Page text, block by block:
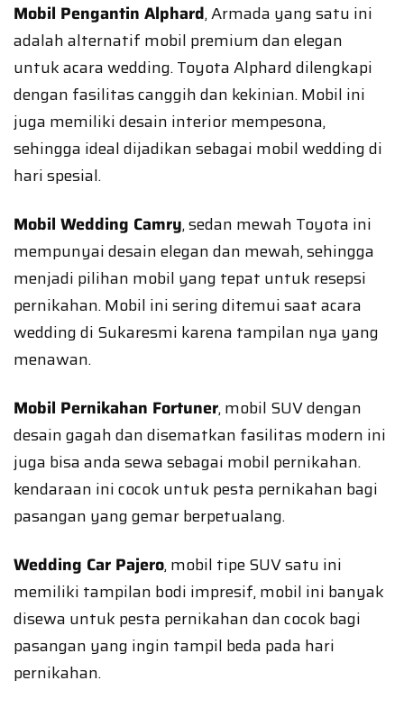
Mobil Pengantin Alphard, Armada yang satu ini
adalah alternatif mobil premium dan elegan
untuk acara wedding. Toyota Alphard dilengkapi
dengan fasilitas canggih dan kekinian. Mobil ini
juga memiliki desain interior mempesona,
sehingga ideal dijadikan sebagai mobil wedding di
hari spesial.
Mobil Wedding Camry, sedan mewah Toyota ini
mempunyai desain elegan dan mewah, sehingga
menjadi pilihan mobil yang tepat untuk resepsi
pernikahan. Mobil ini sering ditemui saat acara
wedding di Sukaresmi karena tampilan nya yang
menawan.
Mobil Pernikahan Fortuner, mobil SUV dengan
desain gagah dan disematkan fasilitas modern ini
juga bisa anda sewa sebagai mobil pernikahan.
kendaraan ini cocok untuk pesta pernikahan bagi
pasangan yang gemar berpetualang.
Wedding Car Pajero, mobil tipe SUV satu ini
memiliki tampilan bodi impresif, mobil ini banyak
disewa untuk pesta pernikahan dan cocok bagi
pasangan yang ingin tampil beda pada hari
pernikahan.